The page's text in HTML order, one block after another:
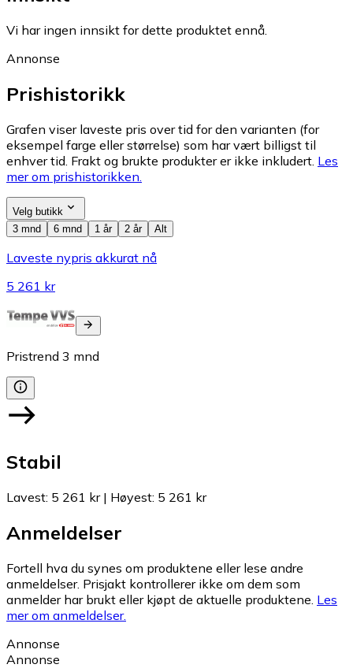
Vi har ingen innsikt for dette produktet ennå.
Annonse
Prishistorikk
Grafen viser laveste pris over tid for den varianten (for
eksempel farge eller størrelse) som har vært billigst til
enhver tid. Frakt og brukte produkter er ikke inkludert. Les
mer om prishistorikken.
Velg butikk
3 mnd
6 mnd 1 år 2 år Alt
Laveste nypris akkurat nå
5 261 kr
Pristrend 3 mnd
Stabil
Lavest: 5 261 kr| Høyest: 5 261 kr
Anmeldelser
Fortell hva du synes om produktene eller lese andre
anmeldelser. Prisjakt kontrollerer ikke om dem som
anmelder har brukt eller kjøpt de aktuelle produktene. Les
mer om anmeldelser.
Annonse
Annonse